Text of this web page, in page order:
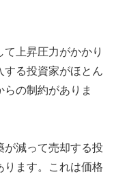
上昇圧力がかかり
する投資家がほとん
の制約がありま
が減って売却する投
ります。これは価格